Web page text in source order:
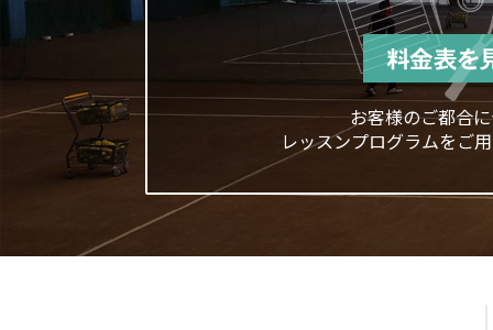
お客様のご都合
レッスンプログラムをご用